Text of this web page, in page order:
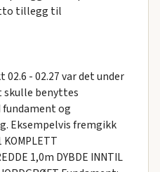
tillegg til
- 02.27 var det under
benyttes
fundament og
Eksempelvis fremgikk
1,0m DYBDE INNTIL